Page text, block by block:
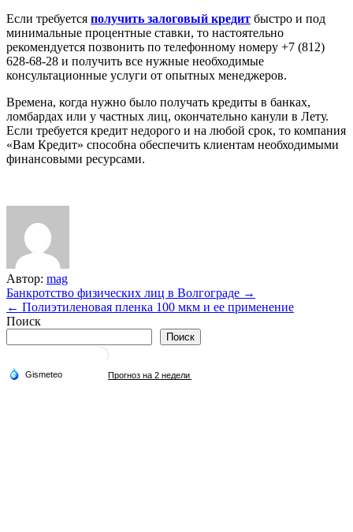
Если требуется получить залоговый кредит быстро и под
минимальные процентные ставки, то настоятельно
рекомендуется позвонить по телефонному номеру +7 (812)
628-68-28 и получить все нужные необходимые
консультационные услуги от опытных менеджеров.
Времена, когда нужно было получать кредиты в банках,
ломбардах или у частных лиц, окончательно канули в Лету.
Если требуется кредит недорого и на любой срок, то компания
«Вам Кредит» способна обеспечить клиентам необходимыми
финансовыми ресурсами.
Автор: mag
Навигация
по
Банкротство физических лиц в Волгограде →
← Полиэтиленовая пленка 100 мкм и ее применение
Поиск
Поиск